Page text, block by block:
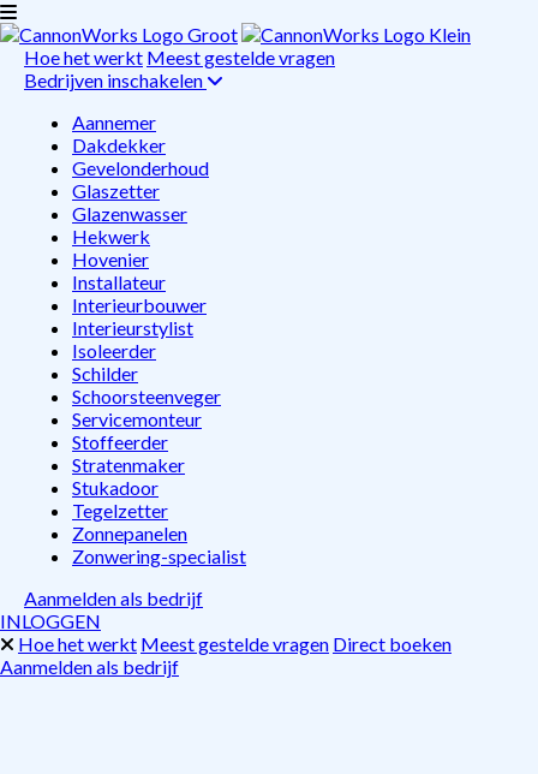
Hoe het werkt Meest gestelde vragen
Bedrijven inschakelen
Aannemer
Dakdekker
Gevelonderhoud
Glaszetter
Glazenwasser
Hekwerk
Hovenier
Installateur
Interieurbouwer
Interieurstylist
Isoleerder
Schilder
Schoorsteenveger
Servicemonteur
Stoffeerder
Stratenmaker
Stukadoor
Tegelzetter
Zonnepanelen
Zonwering-specialist
Aanmelden als bedrijf
INLOGGEN
Hoe het werkt Meest gestelde vragen Direct boeken
Aanmelden als bedrijf